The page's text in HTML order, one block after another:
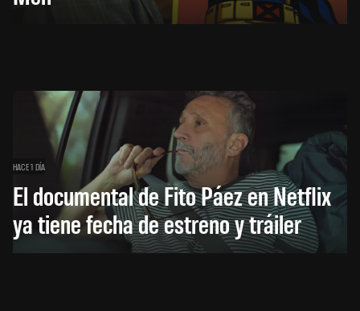
HACE 1 DÍA
El documental de Fito Páez en Netflix
ya tiene fecha de estreno y tráiler